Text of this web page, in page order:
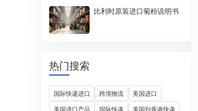
比利时原装进口菊粉说明书
热门搜索
国际快递进口 跨境物流
美国进口
美国进口产品
国际快递
美国到香港快递